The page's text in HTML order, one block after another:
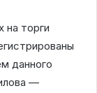
на торги
данного
—